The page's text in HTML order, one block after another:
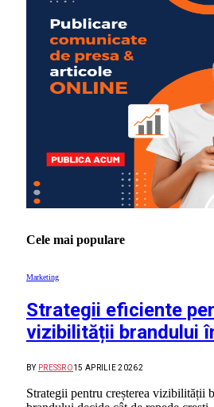
Cele mai populare
Marketing
Strategii eficiente
vizibilității brandului
BY PRESSRO15 APRILIE 20262
Strategii pentru creșterea vizibilității